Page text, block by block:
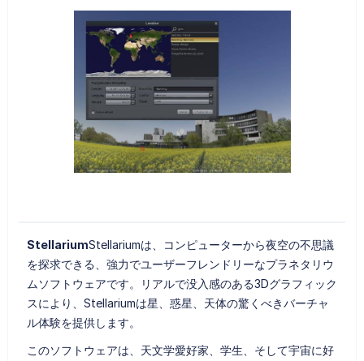
StellariumStellariumは、コンピューターから夜空の不思議
を探求できる、強力でユーザーフレンドリーなプラネタリウ
ムソフトウェアです。リアルで没入感のある3Dグラフィック
スにより、Stellariumは星、惑星、天体の驚くべきバーチャ
ル体験を提供します。
このソフトウェアは、天文学愛好家、学生、そして宇宙に好